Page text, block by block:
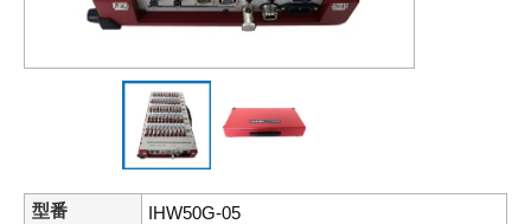
型番
IHW50G-05